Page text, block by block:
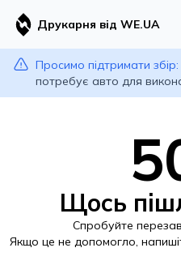
Друкарня від WE.UA
Просимо підтримати збір:
потребує авто для
Щось
Спробуйте
Якщо це не допомогло,